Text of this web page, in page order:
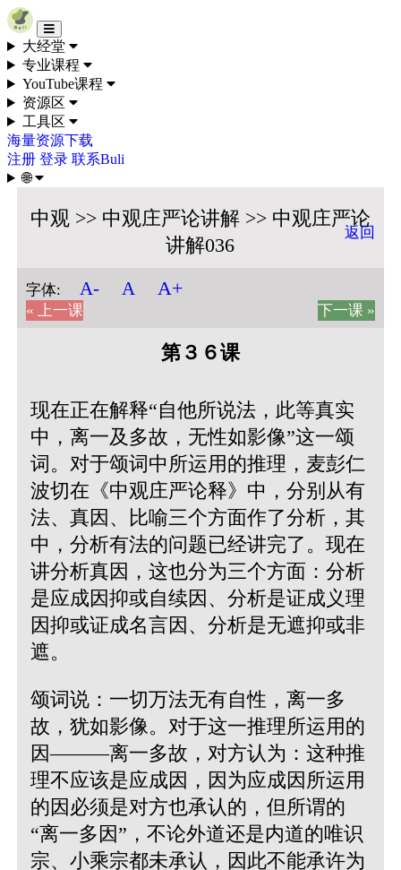
Skip to content
大经堂
专业课程
YouTube课程
资源区
工具区
海量资源下载
注册 登录 联系Buli
🌐
中观 >> 中观庄严论讲解 >> 中观庄严论
讲解036
返回
字体: A- A A+
« 上一课 下一课 »
第３６课
现在正在解释“自他所说法，此等真实
中，离一及多故，无性如影像”这一颂
词。对于颂词中所运用的推理，麦彭仁
波切在《中观庄严论释》中，分别从有
法、真因、比喻三个方面作了分析，其
中，分析有法的问题已经讲完了。现在
讲分析真因，这也分为三个方面：分析
是应成因抑或自续因、分析是证成义理
因抑或证成名言因、分析是无遮抑或非
遮。
颂词说：一切万法无有自性，离一多
故，犹如影像。对于这一推理所运用的
因———离一多故，对方认为：这种推
理不应该是应成因，因为应成因所运用
的因必须是对方也承认的，但所谓的
“离一多因”，不论外道还是内道的唯识
宗、小乘宗都未承认，因此不能承许为